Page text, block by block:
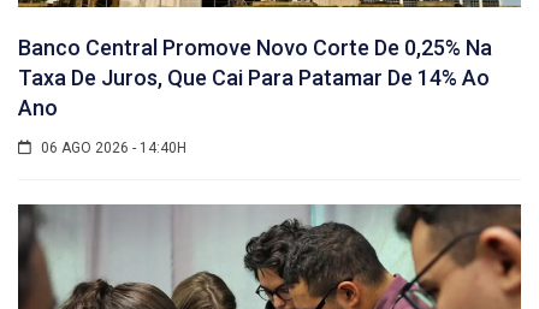
Banco Central Promove Novo Corte De 0,25% Na
Taxa De Juros, Que Cai Para Patamar De 14% Ao
Ano
06 AGO 2026 - 14:40H